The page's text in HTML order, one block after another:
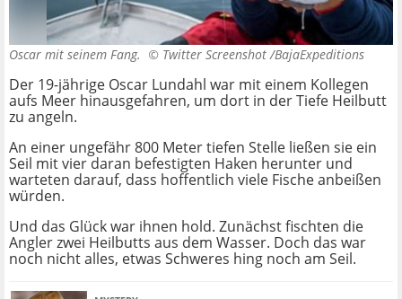
Oscar mit seinem Fang. © Twitter Screenshot /BajaExpeditions
Der 19-jährige Oscar Lundahl war mit einem Kollegen
aufs Meer hinausgefahren, um dort in der Tiefe Heilbutt
zu angeln.
An einer ungefähr 800 Meter tiefen Stelle ließen sie ein
Seil mit vier daran befestigten Haken herunter und
warteten darauf, dass hoffentlich viele Fische anbeißen
würden.
Und das Glück war ihnen hold. Zunächst fischten die
Angler zwei Heilbutts aus dem Wasser. Doch das war
noch nicht alles, etwas Schweres hing noch am Seil.